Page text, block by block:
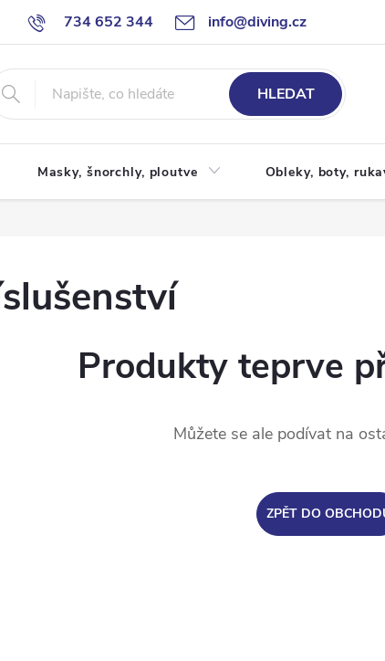
734 652 344 info@diving.cz
Jak nakupovat Obchodní podmínky Reklamace
HLEDAT
Masky, šnorchly, ploutve Obleky, boty,
Produkty teprve
Můžete se ale podívat na
ZPĚT DO